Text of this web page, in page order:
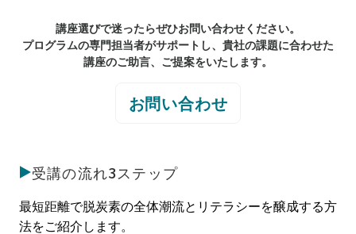
講座選びで迷ったらぜひお問い合わせください。
プログラムの専門担当者がサポートし、貴社の課題に合わせた
講座のご助言、ご提案をいたします。
お問い合わせ
受講の流れ3ステップ
最短距離で脱炭素の全体潮流とリテラシーを醸成する方
法をご紹介します。